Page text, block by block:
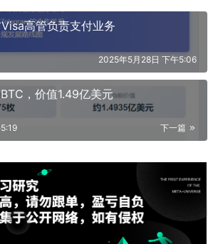
高管负责支付业务
2025年5月28日 下午5:06
，价值1.49亿美元
下一篇